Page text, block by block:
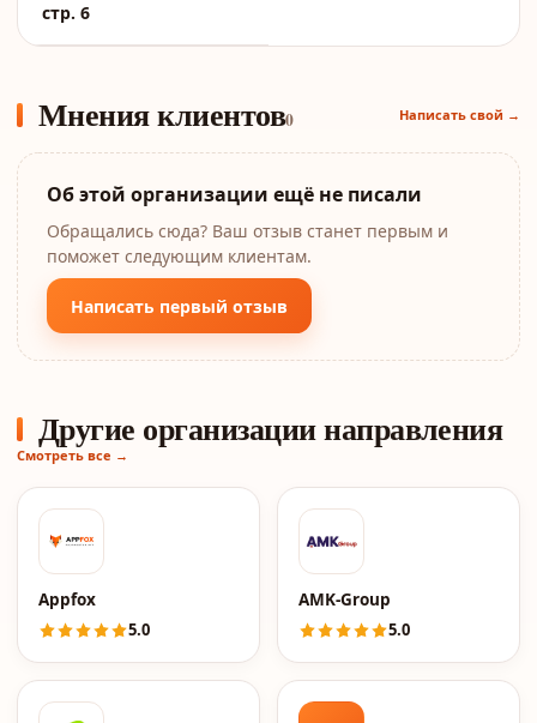
стр. 6
Мнения клиентов0 Написать свой →
Об этой организации ещё не писали
Обращались сюда? Ваш отзыв станет первым и
поможет следующим клиентам.
Написать первый отзыв
Другие организации направления
Смотреть все →
Appfox
5.0
AMK-Group
5.0